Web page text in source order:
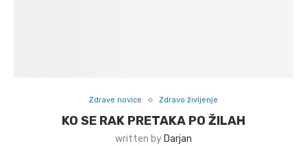
Zdrave novice Zdravo življenje
KO SE RAK PRETAKA PO ŽILAH
written by Darjan